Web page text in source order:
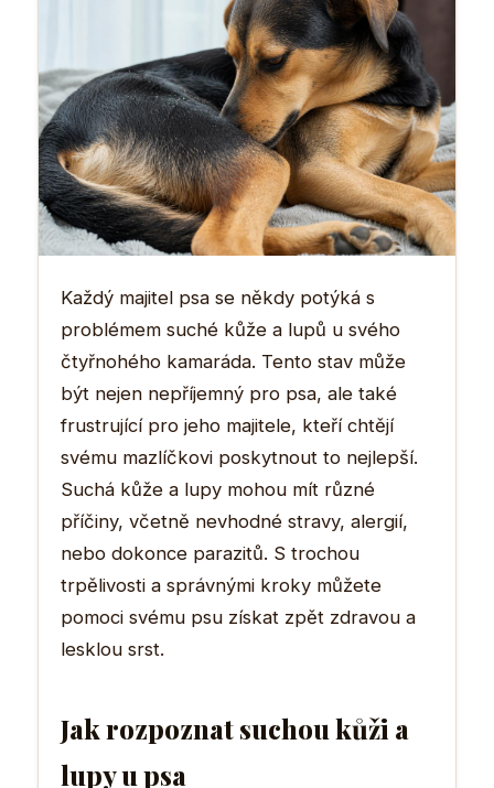
Každý majitel psa se někdy potýká s
problémem suché kůže a lupů u svého
čtyřnohého kamaráda. Tento stav může
být nejen nepříjemný pro psa, ale také
frustrující pro jeho majitele, kteří chtějí
svému mazlíčkovi poskytnout to nejlepší.
Suchá kůže a lupy mohou mít různé
příčiny, včetně nevhodné stravy, alergií,
nebo dokonce parazitů. S trochou
trpělivosti a správnými kroky můžete
pomoci svému psu získat zpět zdravou a
lesklou srst.
Jak rozpoznat suchou kůži a
lupy u psa